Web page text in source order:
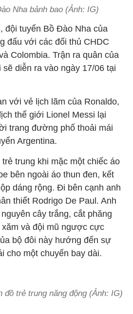
Nha bảnh bao (Ảnh: IG)
đội tuyển Bồ Đào Nha của
đấu với các đối thủ CHDC
Colombia. Trận ra quân của
diễn ra vào ngày 17/06 tại
với vẻ lịch lãm của Ronaldo,
thế giới Lionel Messi lại
trang đường phố thoải mái
Argentina.
trung khi mặc một chiếc áo
bên ngoài áo thun đen, kết
dáng rộng. Đi bên cạnh anh
thiết Rodrigo De Paul. Anh
cây trắng, cắt phăng
và đội mũ ngược cực
bộ đôi này hướng đến sự
cho một chuyến bay dài.
đồ trẻ trung năng động (Ảnh: IG)